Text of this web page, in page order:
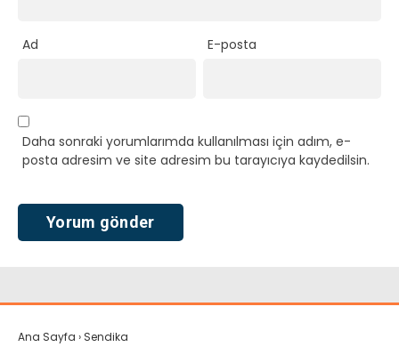
Ad E-posta
Daha sonraki yorumlarımda kullanılması için adım, e-
posta adresim ve site adresim bu tarayıcıya kaydedilsin.
Ana Sayfa › Sendika